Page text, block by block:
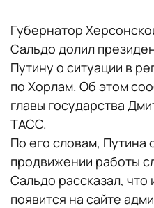
Губернатор
Сальдо долил
Путину о ситуации в
по Хорлам. Об этом
главы государства
ТАСС.
По его словам, Путина
продвижении работы
Сальдо рассказал,
появится на сайте